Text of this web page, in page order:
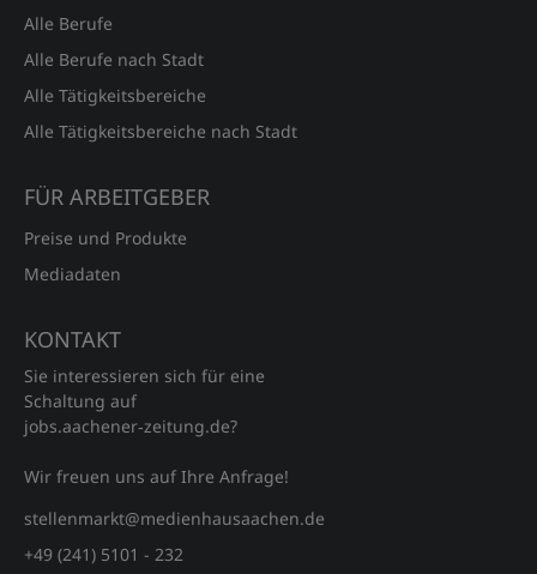
Alle Berufe
Alle Berufe nach Stadt
Alle Tätigkeitsbereiche
Alle Tätigkeitsbereiche nach Stadt
FÜR ARBEITGEBER
Preise und Produkte
Mediadaten
KONTAKT
Sie interessieren sich für eine
Schaltung auf
jobs.aachener‑zeitung.de?
Wir freuen uns auf Ihre Anfrage!
stellenmarkt@medienhausaachen.de
+49 (241) 5101 - 232